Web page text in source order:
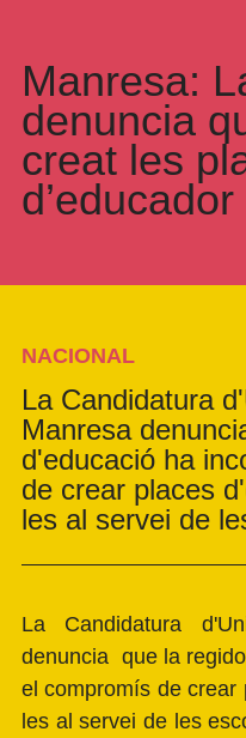
Manresa:
denuncia
creat les
NACIONAL
La Candidatura
Manresa
d'educació ha
de crear places
les al servei de
La Candidatura
denuncia que la
el compromís de crear
les al servei de les